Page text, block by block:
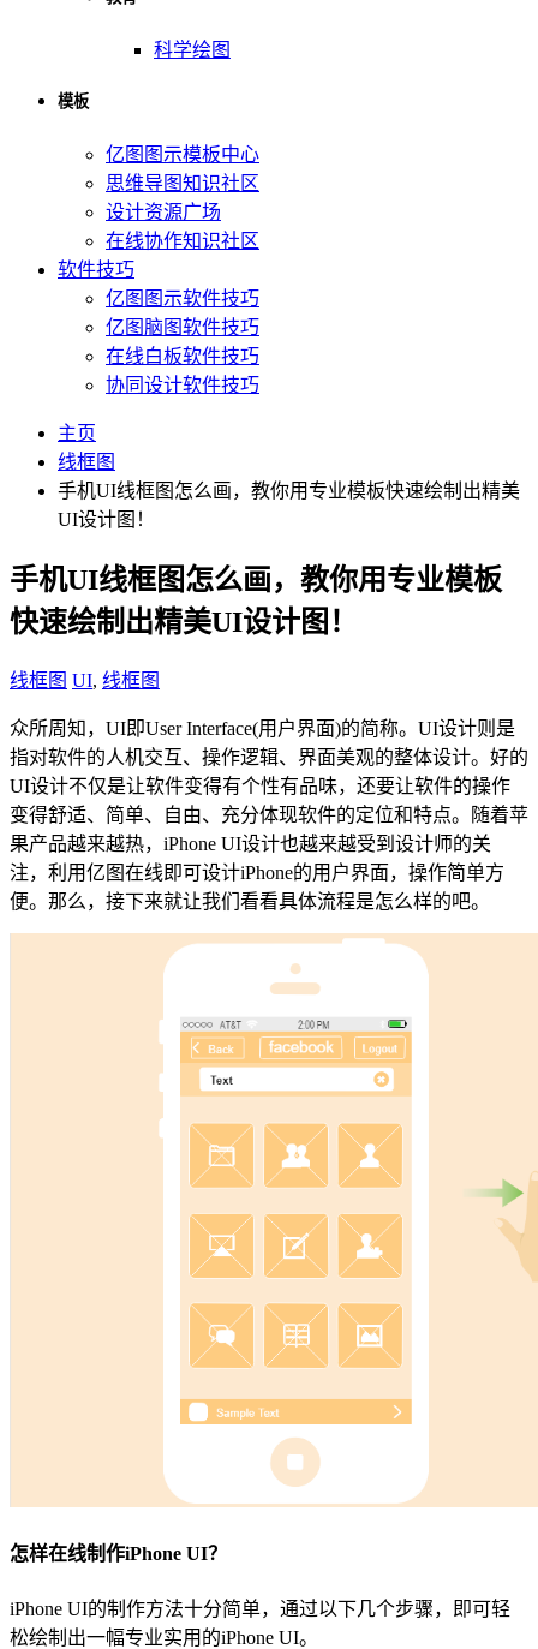
科学绘图
模板
亿图图示模板中心
思维导图知识社区
设计资源广场
在线协作知识社区
软件技巧
亿图图示软件技巧
亿图脑图软件技巧
在线白板软件技巧
协同设计软件技巧
主页
线框图
手机UI线框图怎么画，教你用专业模板快速绘制出精美
UI设计图！
手机UI线框图怎么画，教你用专业模板
快速绘制出精美UI设计图！
线框图 UI, 线框图
众所周知，UI即User Interface(用户界面)的简称。UI设计则是
指对软件的人机交互、操作逻辑、界面美观的整体设计。好的
UI设计不仅是让软件变得有个性有品味，还要让软件的操作
变得舒适、简单、自由、充分体现软件的定位和特点。随着苹
果产品越来越热，iPhone UI设计也越来越受到设计师的关
注，利用亿图在线即可设计iPhone的用户界面，操作简单方
便。那么，接下来就让我们看看具体流程是怎么样的吧。
怎样在线制作iPhone UI？
iPhone UI的制作方法十分简单，通过以下几个步骤，即可轻
松绘制出一幅专业实用的iPhone UI。